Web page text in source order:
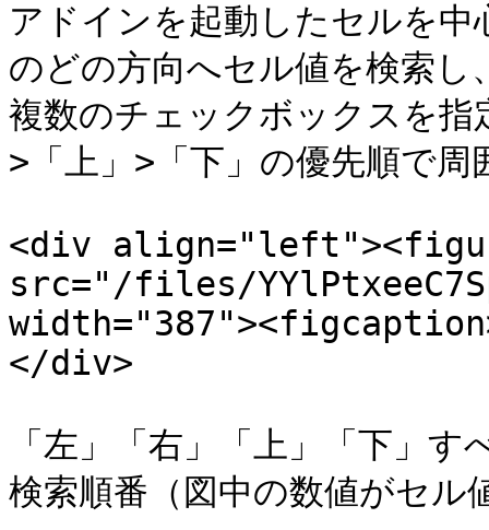
アドインを起動したセルを
のどの方向へセル値を検索
複数のチェックボックスを指
>「上」>「下」の優先順で
<div
src="/files/
</div>
「左」「右」「上」「下」
検索順番（図中の数値がセル